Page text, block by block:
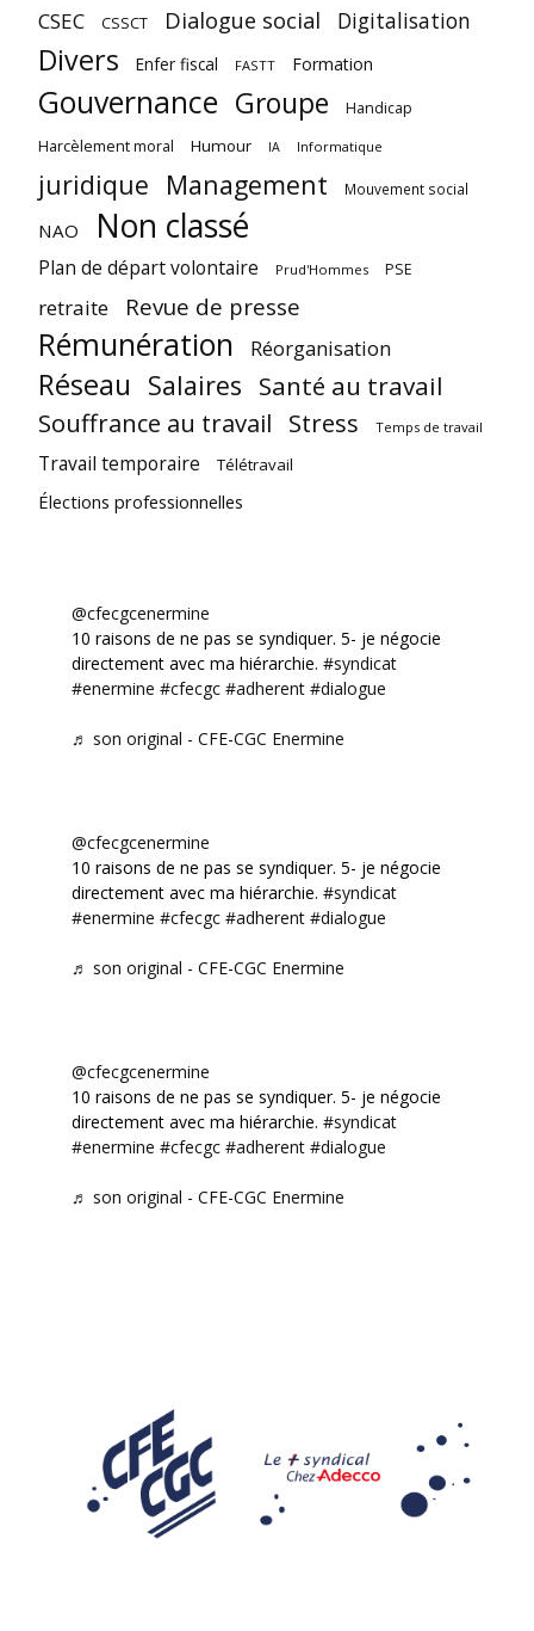
CSEC CSSCT Dialogue social Digitalisation
Divers Enfer fiscal FASTT Formation
Gouvernance Groupe Handicap
Harcèlement moral Humour IA Informatique
juridique Management Mouvement social
NAO Non classé
Plan de départ volontaire Prud'Hommes PSE
retraite Revue de presse
Rémunération Réorganisation
Réseau Salaires Santé au travail
Souffrance au travail Stress Temps de travail
Travail temporaire Télétravail
Élections professionnelles
@cfecgcenermine
10 raisons de ne pas se syndiquer. 5- je négocie
directement avec ma hiérarchie. #syndicat
#enermine #cfecgc #adherent #dialogue
♬ son original - CFE-CGC Enermine
@cfecgcenermine
10 raisons de ne pas se syndiquer. 5- je négocie
directement avec ma hiérarchie. #syndicat
#enermine #cfecgc #adherent #dialogue
♬ son original - CFE-CGC Enermine
@cfecgcenermine
10 raisons de ne pas se syndiquer. 5- je négocie
directement avec ma hiérarchie. #syndicat
#enermine #cfecgc #adherent #dialogue
♬ son original - CFE-CGC Enermine